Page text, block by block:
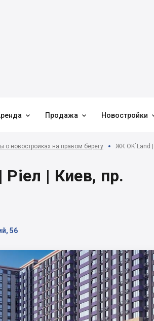
 Продажа  Новостройки
о новостройках на правом берегу ЖК OK`Land
| Киев, пр.
56